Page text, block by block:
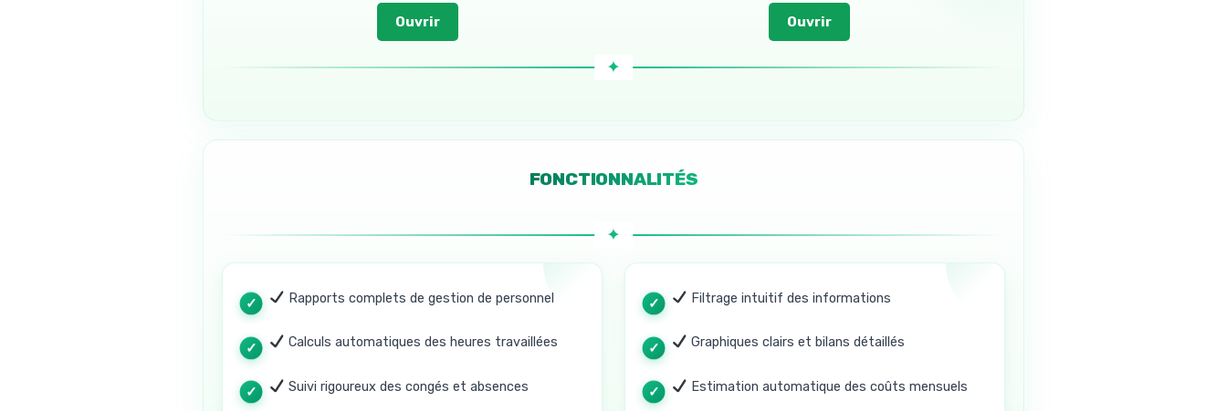
Ouvrir Ouvrir
FONCTIONNALITÉS
Rapports complets de gestion de personnel
Calculs automatiques des heures travaillées
Suivi rigoureux des congés et absences
Filtrage intuitif des informations
Graphiques clairs et bilans détaillés
Estimation automatique des coûts mensuels